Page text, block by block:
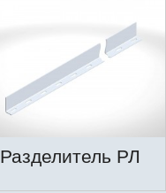
Разделитель РЛ